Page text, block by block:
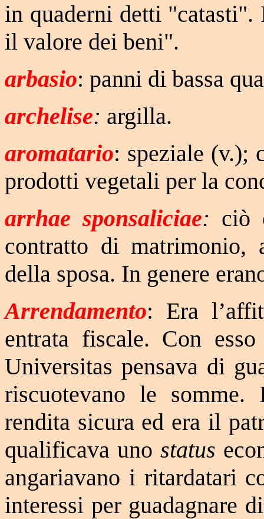
in quaderni detti
il valore dei beni".
arbasio: panni di bassa
archelise: argilla.
aromatario: speziale (v.);
prodotti vegetali per la
arrhae sponsaliciae: ciò
contratto di
della sposa. In genere
Arrendamento: Era
entrata fiscale. Con
Universitas pensava di
riscuotevano le
rendita sicura ed era il
qualificava uno status
angariavano i ritardatari
interessi per guadagnare